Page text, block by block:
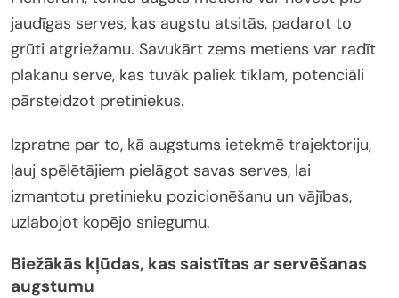
jaudīgas serves, kas augstu atsitās, padarot to
grūti atgriežamu. Savukārt zems metiens var radīt
plakanu serve, kas tuvāk paliek tīklam, potenciāli
pārsteidzot pretiniekus.
Izpratne par to, kā augstums ietekmē trajektoriju,
ļauj spēlētājiem pielāgot savas serves, lai
izmantotu pretinieku pozicionēšanu un vājības,
uzlabojot kopējo sniegumu.
Biežākās kļūdas, kas saistītas ar servēšanas
augstumu